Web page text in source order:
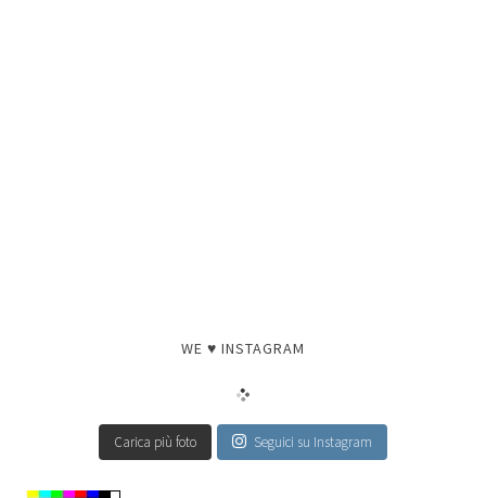
WE ♥ INSTAGRAM
Carica più foto Seguici su Instagram